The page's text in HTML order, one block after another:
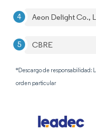
Aeon Delight Co.,
CBRE
*Descargo de responsabilidad:
orden particular